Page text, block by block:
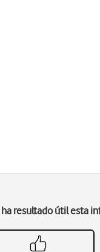
ha resultado útil esta